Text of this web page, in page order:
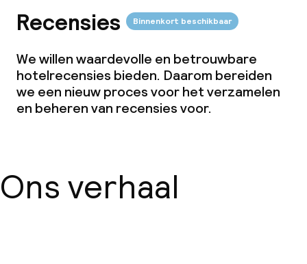
Recensies Binnenkort beschikbaar
We willen waardevolle en betrouwbare
hotelrecensies bieden. Daarom bereiden
we een nieuw proces voor het verzamelen
en beheren van recensies voor.
Ons verhaal